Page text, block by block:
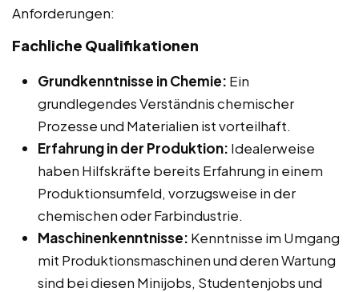
Anforderungen:
Fachliche Qualifikationen
Grundkenntnisse in Chemie: Ein
grundlegendes Verständnis chemischer
Prozesse und Materialien ist vorteilhaft.
Erfahrung in der Produktion: Idealerweise
haben Hilfskräfte bereits Erfahrung in einem
Produktionsumfeld, vorzugsweise in der
chemischen oder Farbindustrie.
Maschinenkenntnisse: Kenntnisse im Umgang
mit Produktionsmaschinen und deren Wartung
sind bei diesen Minijobs, Studentenjobs und